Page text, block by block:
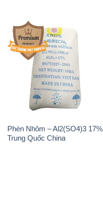
Phèn Nhôm – Al2(SO4)3 17%
Trung Quốc China